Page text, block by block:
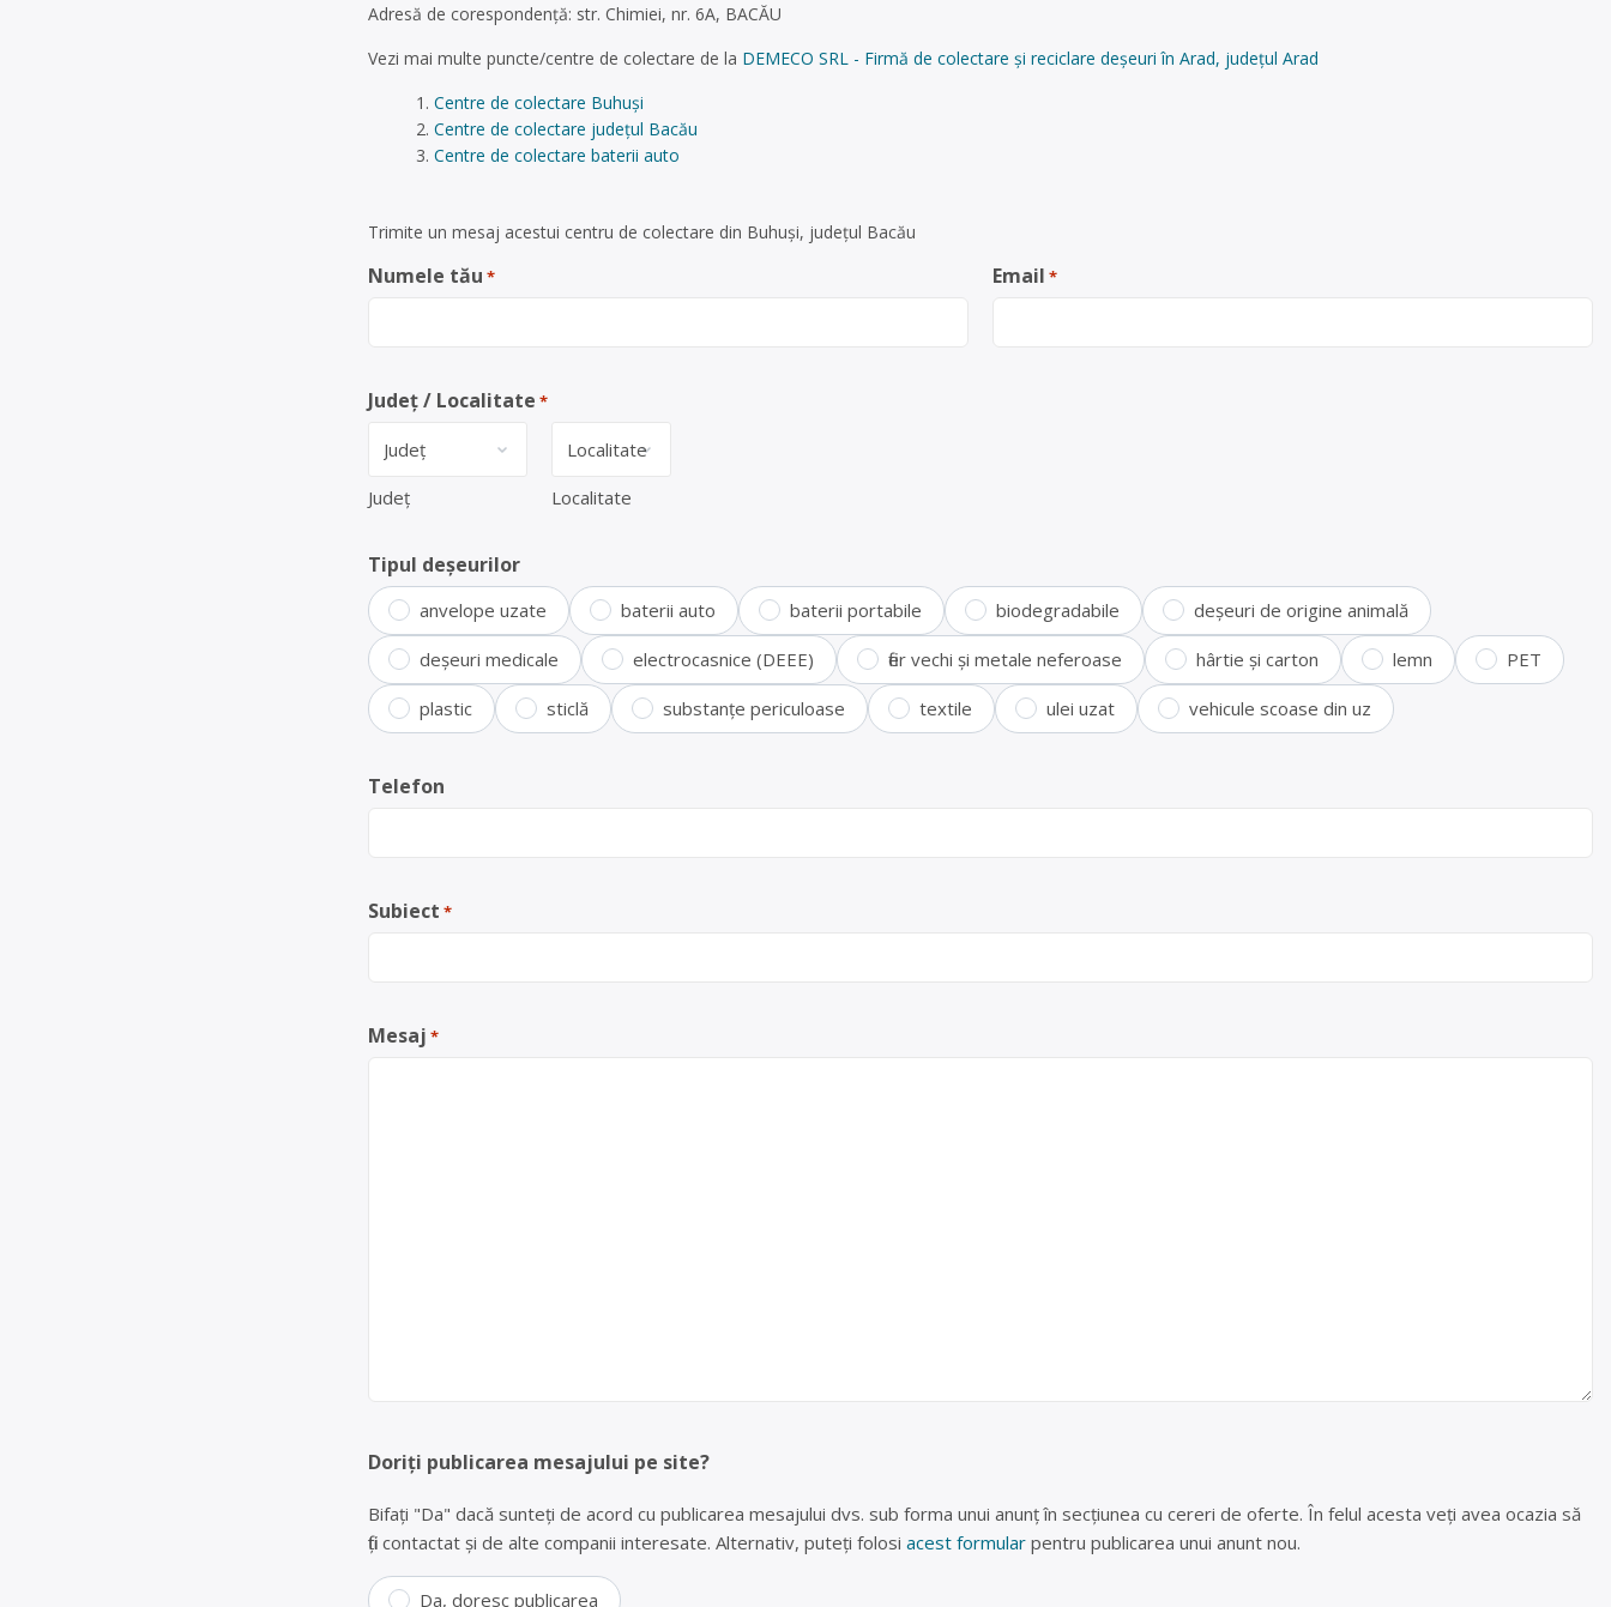
Adresă de corespondenţă: str. Chimiei, nr. 6A, BACĂU
Vezi mai multe puncte/centre de colectare de la DEMECO SRL - Firmă de colectare și reciclare deșeuri în Arad, județul Arad
Centre de colectare Buhuși
Centre de colectare județul Bacău
Centre de colectare baterii auto
Trimite un mesaj acestui centru de colectare din Buhuși, județul Bacău
Numele tău * Email *
Județ / Localitate *
Județ Localitate
Tipul deșeurilor
anvelope uzate baterii auto baterii portabile biodegradabile deșeuri de origine animală
deșeuri medicale electrocasnice (DEEE) fier vechi și metale neferoase hârtie și carton lemn PET
plastic sticlă substanțe periculoase textile ulei uzat vehicule scoase din uz
Telefon
Subiect *
Mesaj *
Doriți publicarea mesajului pe site?
Bifați "Da" dacă sunteți de acord cu publicarea mesajului dvs. sub forma unui anunț în secțiunea cu cereri de oferte. În felul acesta veți avea ocazia să
fiți contactat și de alte companii interesate. Alternativ, puteți folosi acest formular pentru publicarea unui anunt nou.
Da, doresc publicarea